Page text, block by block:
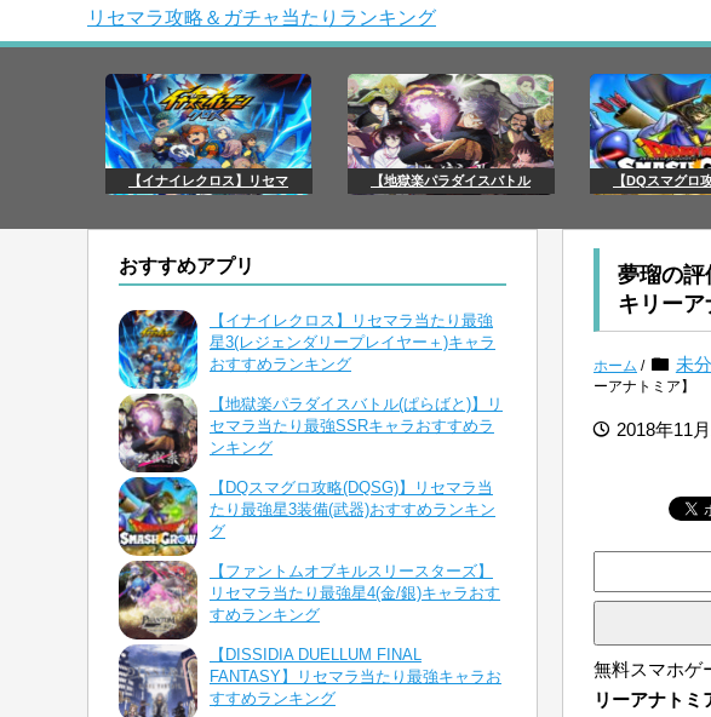
リセマラ攻略＆ガチャ当たりランキング
【イナイレクロス】リセマ 【地獄楽パラダイスバトル 【DQスマグロ
おすすめアプリ
【イナイレクロス】リセマラ当たり最強
星3(レジェンダリープレイヤー＋)キャラ
おすすめランキング
【地獄楽パラダイスバトル(ぱらばと)】リ
セマラ当たり最強SSRキャラおすすめラ
ンキング
【DQスマグロ攻略(DQSG)】リセマラ当
たり最強星3装備(武器)おすすめランキン
グ
【ファントムオブキルスリースターズ】
リセマラ当たり最強星4(金/銀)キャラおす
すめランキング
【DISSIDIA DUELLUM FINAL
FANTASY】リセマラ当たり最強キャラお
すすめランキング
夢瑠の評
キリーア
ホーム / 未
ーアナトミア】
2018年11
索:
無料スマホゲ
リーアナトミ